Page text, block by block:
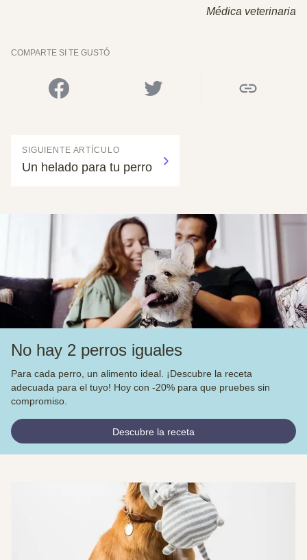
Médica veterinaria
COMPARTE SI TE GUSTÓ
SIGUIENTE ARTÍCULO
Un helado para tu perro
No hay 2 perros iguales
Para cada perro, un alimento ideal. ¡Descubre la receta
adecuada para el tuyo! Hoy con -20% para que pruebes sin
compromiso.
Descubre la receta